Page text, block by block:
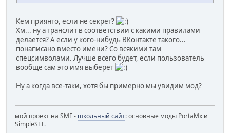
Кем приянто, если не секрет?
Хм... ну а транслит в соответствии с какими правилами
делается? А если у кого-нибудь ВКонтакте такого...
понаписано вместо имени? Со всякими там
спецсимволами. Лучше всего будет, если пользователь
вообще сам это имя выберет
Ну а когда все-таки, хотя бы примерно мы увидим мод?
мой проект на SMF - школьный сайт: основные моды PortaMx и
SimpleSEF.